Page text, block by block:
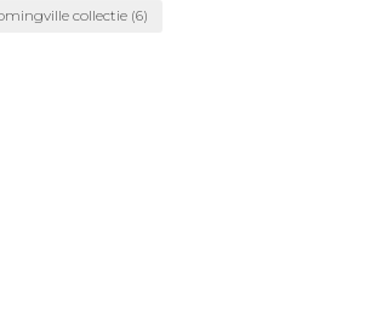
collectie (6)